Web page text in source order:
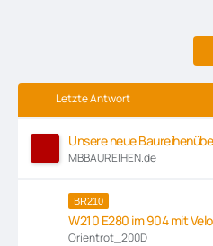
Letzte Antwort
Unsere neue
MBBAUREIHEN.de
BR210
W210 E280 im 904 mit
Orientrot_200D